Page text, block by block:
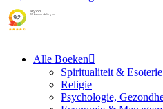
Alle Boeken
Spiritualiteit & Esoterie
Religie
Psychologie,